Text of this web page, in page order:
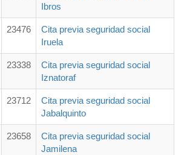
Ibros
23476
Cita previa seguridad social
Iruela
23338
Cita previa seguridad social
Iznatoraf
23712
Cita previa seguridad social
Jabalquinto
23658
Cita previa seguridad social
Jamilena